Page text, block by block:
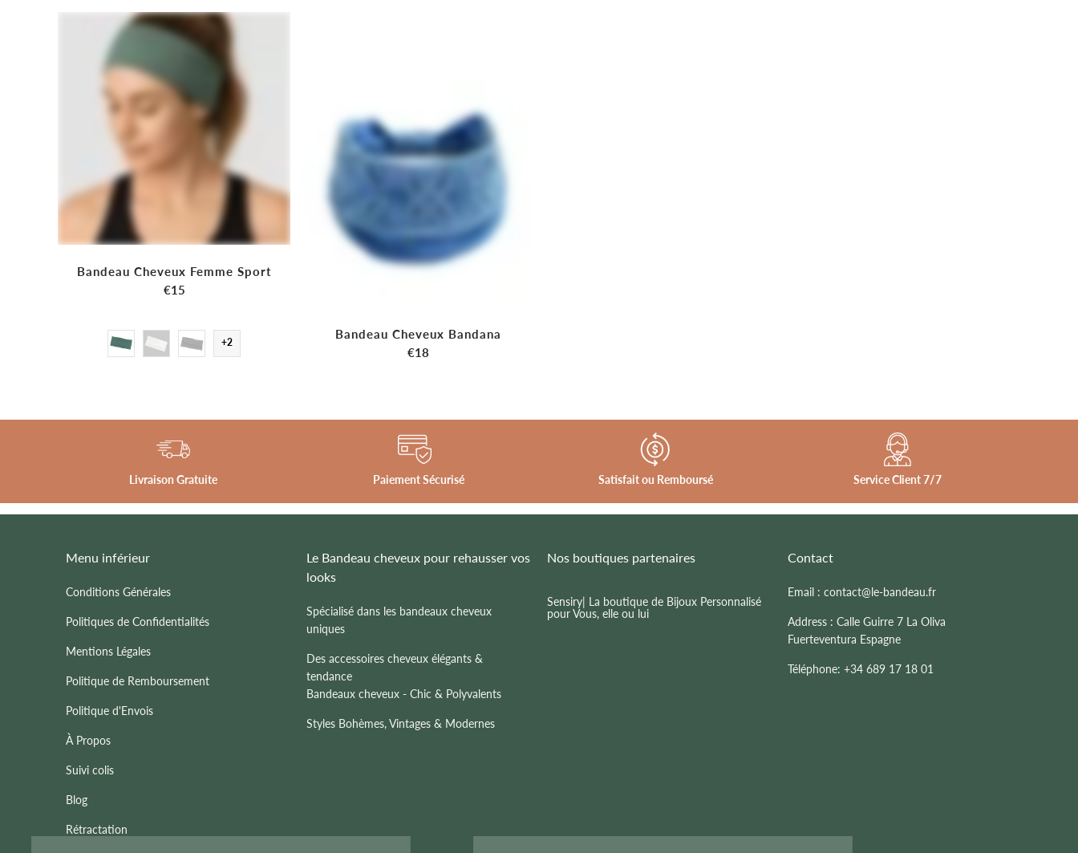
__
â
Bandeau Cheveux Femme Sport
€15
+2
Bandeau Cheveux Bandana
€18
Livraison Gratuite Paiement Sécurisé Satisfait ou Remboursé Service Client 7/7
Menu inférieur
Conditions Générales
Politiques de Confidentialités
Mentions Légales
Politique de Remboursement
Politique d'Envois
À Propos
Suivi colis
Blog
Rétractation
Le Bandeau cheveux pour rehausser vos
looks
Spécialisé dans les bandeaux cheveux
uniques
Des accessoires cheveux élégants &
tendance
Bandeaux cheveux - Chic & Polyvalents
Styles Bohèmes, Vintages & Modernes
Nos boutiques partenaires
Sensiry| La boutique de Bijoux Personnalisé
pour Vous, elle ou lui
Contact
Email : contact@le-bandeau.fr
Address : Calle Guirre 7 La Oliva
Fuerteventura Espagne
Téléphone: +34 689 17 18 01